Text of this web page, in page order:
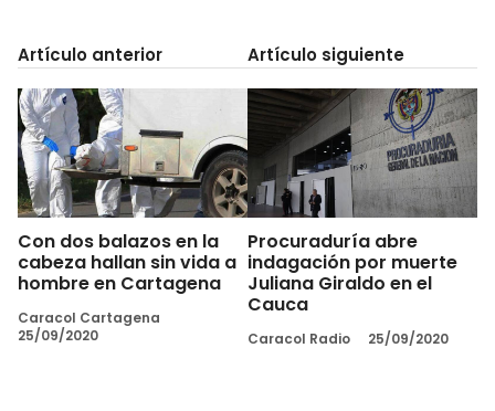
Artículo anterior
Con dos balazos en la
cabeza hallan sin vida a
hombre en Cartagena
Caracol Cartagena
25/09/2020
Artículo siguiente
Procuraduría abre
indagación por muerte
Juliana Giraldo en el
Cauca
Caracol Radio 25/09/2020